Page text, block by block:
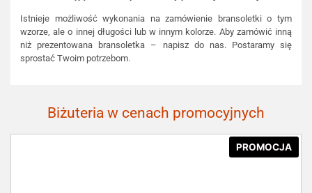
Istnieje możliwość wykonania na zamówienie bransoletki o tym
wzorze, ale o innej długości lub w innym kolorze. Aby zamówić inną
niż prezentowana bransoletka – napisz do nas. Postaramy się
sprostać Twoim potrzebom.
Biżuteria w cenach promocyjnych
PROMOCJA